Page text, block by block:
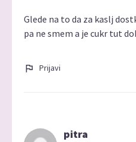
Glede na to da za kaslj
pa ne smem a je cukr tut
Prijavi
pitra